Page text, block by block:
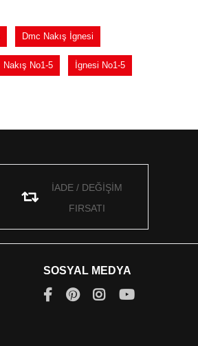
Dmc Nakış İgnesi
Nakış No1-5 İgnesi No1-5
İADE / DEĞİŞİM
FIRSATI
SOSYAL MEDYA